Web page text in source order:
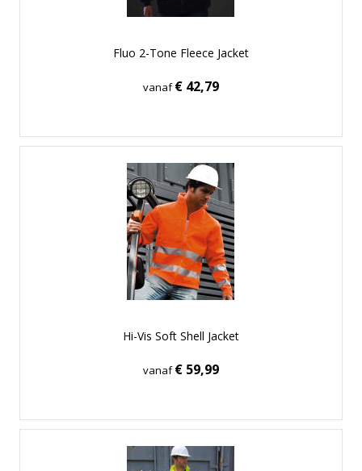
Fluo 2-Tone Fleece Jacket
vanaf€ 42,79
Hi-Vis Soft Shell Jacket
vanaf€ 59,99